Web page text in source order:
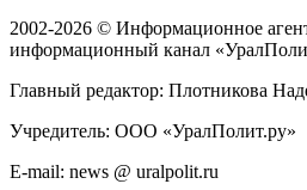
2002-2026 © Информационное
информационный канал
Главный редактор: Плотникова
Учредитель: ООО «УралПолит.ру»
E-mail: news @ uralpolit.ru